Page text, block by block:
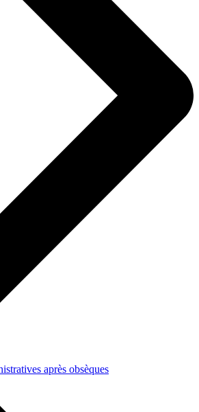
après obsèques